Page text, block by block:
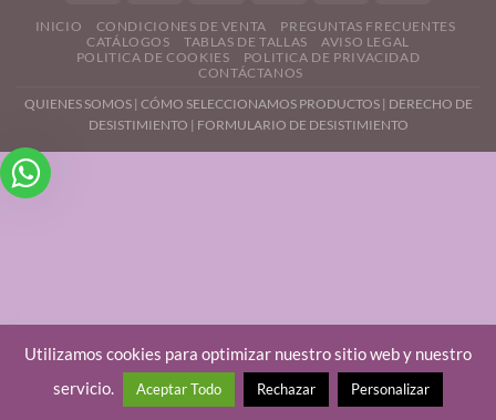
INICIO CONDICIONES DE VENTA
PREGUNTAS FRECUENTES
CATÁLOGOS
TABLAS DE TALLAS
AVISO LEGAL
POLITICA DE COOKIES
POLITICA DE PRIVACIDAD
CONTÁCTANOS
QUIENES SOMOS| CÓMO SELECCIONAMOS PRODUCTOS| DERECHO DE
DESISTIMIENTO | FORMULARIO DE DESISTIMIENTO
Utilizamos cookies para optimizar nuestro sitio web y nuestro
servicio.
Aceptar Todo Rechazar Personalizar